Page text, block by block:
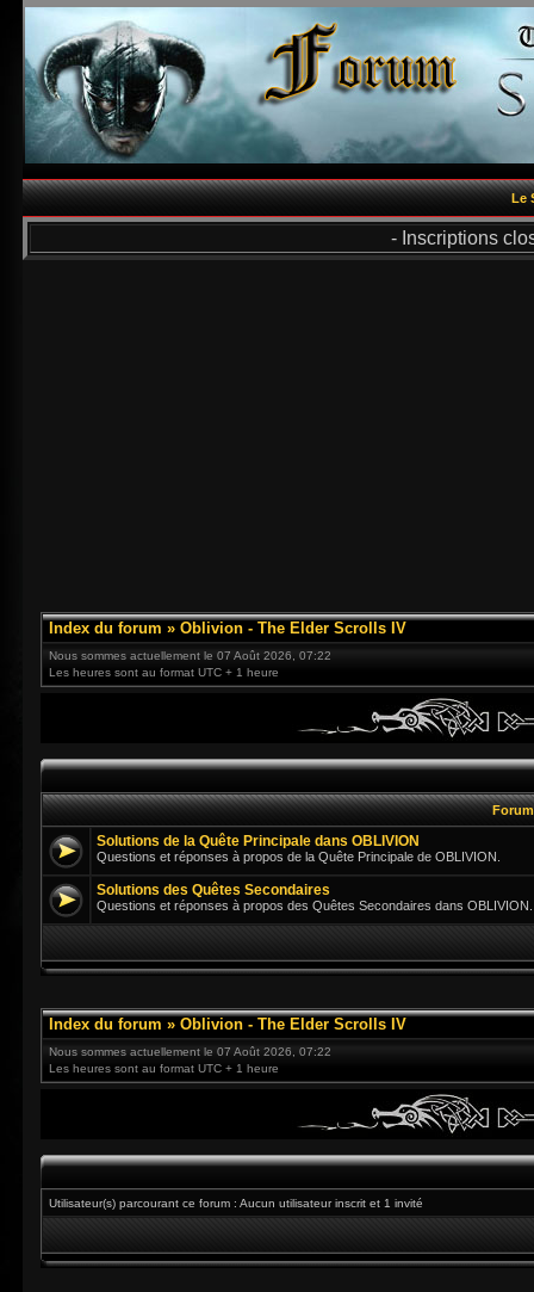
Le
- Inscriptions
Index du forum » Oblivion - The Elder Scrolls IV
Nous sommes actuellement le 07 Août 2026, 07:22
Les heures sont au format UTC + 1 heure
Solutions de la Quête Principale dans OBLIVION
Questions et réponses à propos de la Quête Principale de OBLIVION.
Solutions des Quêtes Secondaires
Questions et réponses à propos des Quêtes Secondaires dans OBLIVION.
Index du forum » Oblivion - The Elder Scrolls IV
Nous sommes actuellement le 07 Août 2026, 07:22
Les heures sont au format UTC + 1 heure
Utilisateur(s) parcourant ce forum : Aucun utilisateur inscrit et 1 invité